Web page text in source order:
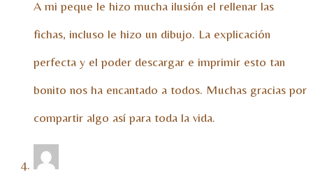
A mi peque le hizo mucha ilusión el rellenar las
fichas, incluso le hizo un dibujo. La explicación
perfecta y el poder descargar e imprimir esto tan
bonito nos ha encantado a todos. Muchas gracias por
compartir algo así para toda la vida.